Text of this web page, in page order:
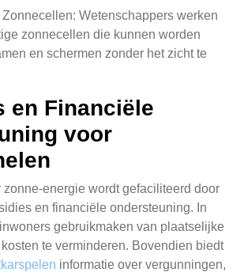
Wetenschappers werken
zonnecellen die kunnen worden
en schermen zonder het zicht te
en Financiële
voor
zonne-energie wordt gefaciliteerd door
en financiële ondersteuning. In
gebruikmaken van plaatselijke
te verminderen. Bovendien biedt
informatie over vergunningen,